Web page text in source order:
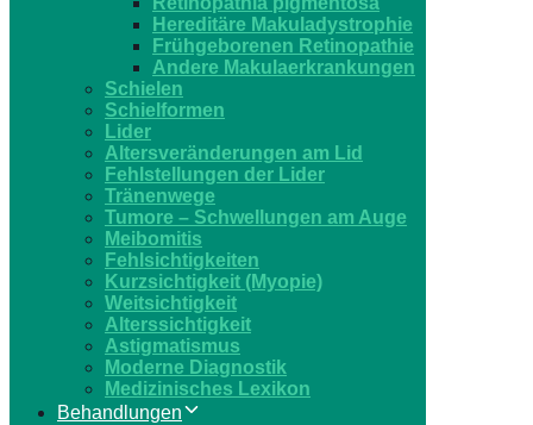
Hereditäre Makuladystrophie
Frühgeborenen Retinopathie
Andere Makulaerkrankungen
Schielen
Schielformen
Lider
Altersveränderungen am Lid
Fehlstellungen der Lider
Tränenwege
Tumore – Schwellungen am Auge
Meibomitis
Fehlsichtigkeiten
Kurzsichtigkeit (Myopie)
Weitsichtigkeit
Alterssichtigkeit
Astigmatismus
Moderne Diagnostik
Medizinisches Lexikon
Behandlungen